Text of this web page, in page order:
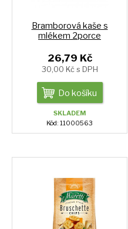
Bramborová kaše s
mlékem 2porce
26,79 Kč
30,00 Kč s DPH
Do košíku
SKLADEM
Kód: 11000563